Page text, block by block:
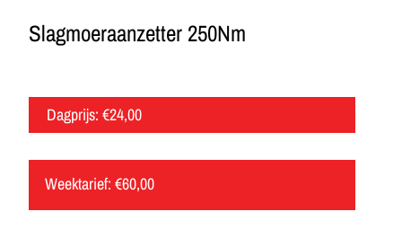
Slagmoeraanzetter 250Nm
Dagprijs: €24,00
Weektarief: €60,00